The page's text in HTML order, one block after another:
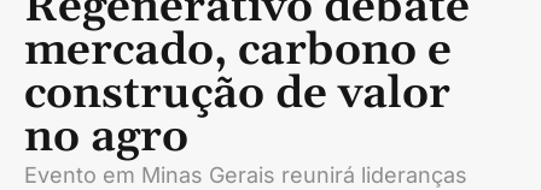
mercado, carbono e
construção de valor
no agro
Evento em Minas Gerais reunirá lideranças